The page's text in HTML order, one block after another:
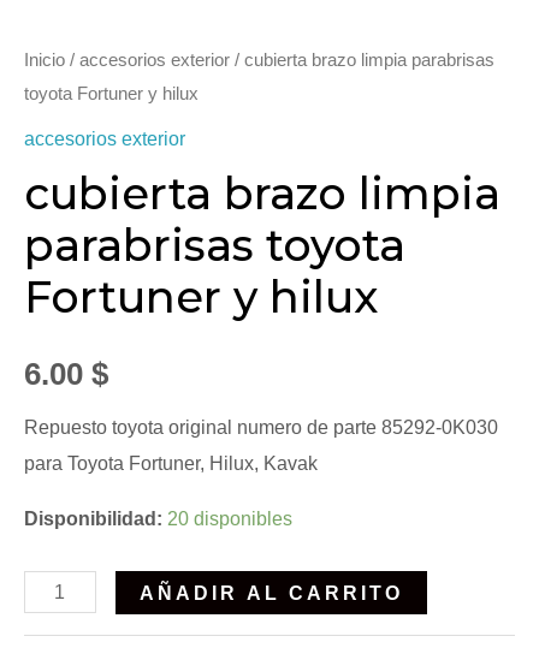
Inicio / accesorios exterior / cubierta brazo limpia parabrisas
toyota Fortuner y hilux
accesorios exterior
cubierta brazo limpia
parabrisas toyota
Fortuner y hilux
6.00 $
Repuesto toyota original numero de parte 85292-0K030
para Toyota Fortuner, Hilux, Kavak
Disponibilidad: 20 disponibles
AÑADIR AL CARRITO